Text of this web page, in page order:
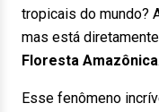
tropicais do mundo?
mas está
Floresta Amazônica.
Esse fenômeno